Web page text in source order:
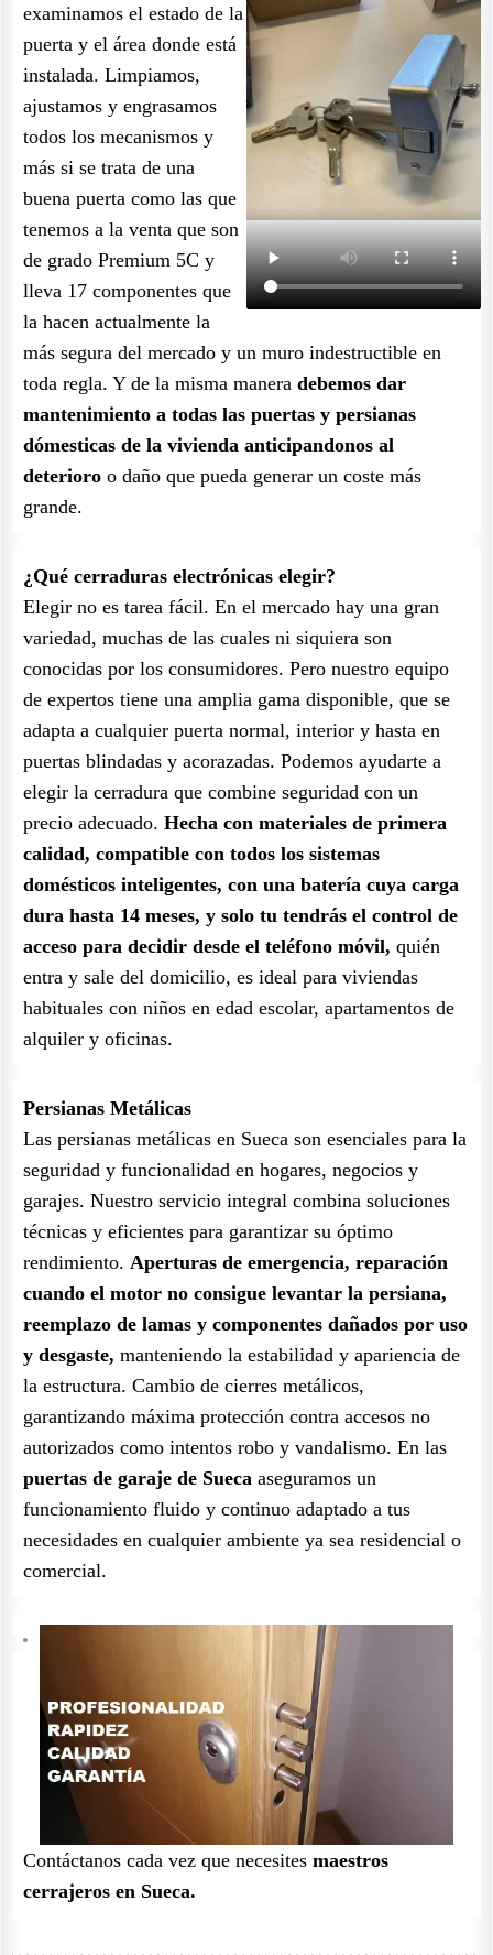
examinamos el estado de la
puerta y el área donde está
instalada. Limpiamos,
ajustamos y engrasamos
todos los mecanismos y
más si se trata de una
buena puerta como las que
tenemos a la venta que son
de grado Premium 5C y
lleva 17 componentes que
la hacen actualmente la
más segura del mercado y un muro indestructible en
toda regla. Y de la misma manera debemos dar
mantenimiento a todas las puertas y persianas
dómesticas de la vivienda anticipandonos al
deterioro o daño que pueda generar un coste más
grande.
¿Qué cerraduras electrónicas elegir?
Elegir no es tarea fácil. En el mercado hay una gran
variedad, muchas de las cuales ni siquiera son
conocidas por los consumidores. Pero nuestro equipo
de expertos tiene una amplia gama disponible, que se
adapta a cualquier puerta normal, interior y hasta en
puertas blindadas y acorazadas. Podemos ayudarte a
elegir la cerradura que combine seguridad con un
precio adecuado. Hecha con materiales de primera
calidad, compatible con todos los sistemas
domésticos inteligentes, con una batería cuya carga
dura hasta 14 meses, y solo tu tendrás el control de
acceso para decidir desde el teléfono móvil, quién
entra y sale del domicilio, es ideal para viviendas
habituales con niños en edad escolar, apartamentos de
alquiler y oficinas.
Persianas Metálicas
Las persianas metálicas en Sueca son esenciales para la
seguridad y funcionalidad en hogares, negocios y
garajes. Nuestro servicio integral combina soluciones
técnicas y eficientes para garantizar su óptimo
rendimiento. Aperturas de emergencia, reparación
cuando el motor no consigue levantar la persiana,
reemplazo de lamas y componentes dañados por uso
y desgaste, manteniendo la estabilidad y apariencia de
la estructura. Cambio de cierres metálicos,
garantizando máxima protección contra accesos no
autorizados como intentos robo y vandalismo. En las
puertas de garaje de Sueca aseguramos un
funcionamiento fluido y continuo adaptado a tus
necesidades en cualquier ambiente ya sea residencial o
comercial.
Contáctanos cada vez que necesites maestros
cerrajeros en Sueca.